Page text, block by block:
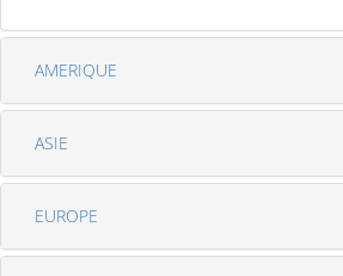
AMERIQUE
ASIE
EUROPE